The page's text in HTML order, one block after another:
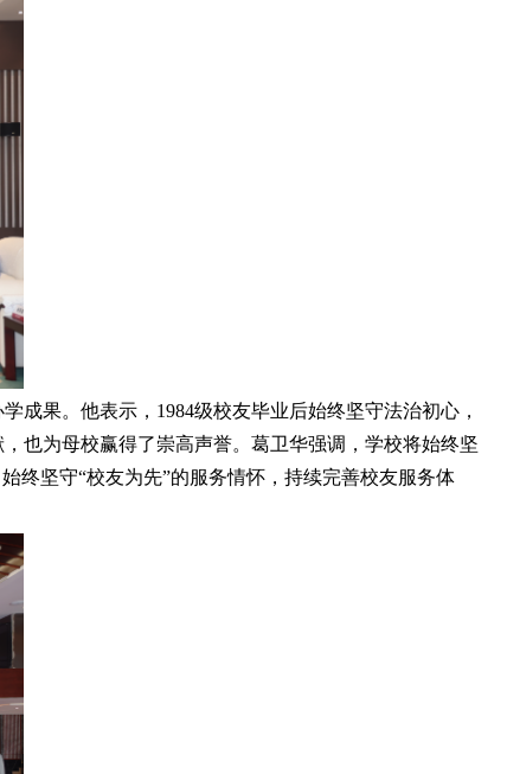
成果。他表示，1984级校友毕业后始终坚守法治初心，
也为母校赢得了崇高声誉。葛卫华强调，学校将始终坚
终坚守“校友为先”的服务情怀，持续完善校友服务体